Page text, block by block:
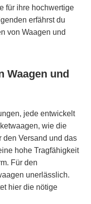
für ihre hochwertige
erfährst du
von Waagen und
Waagen und
jede entwickelt
wie die
den Versand und das
hohe Tragfähigkeit
Für den
unerlässlich.
hier die nötige